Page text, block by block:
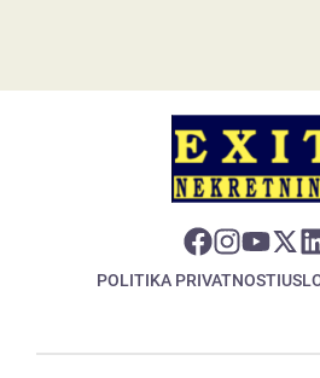
POLITIKA PRIVATNOSTI